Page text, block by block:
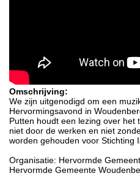
Omschrijving:
We zijn uitgenodigd om een
Hervormingsavond in
Putten houdt een lezing over het
niet door de werken en niet
worden gehouden voor Stichting
Organisatie: Hervormde
Hervormde Gemeente